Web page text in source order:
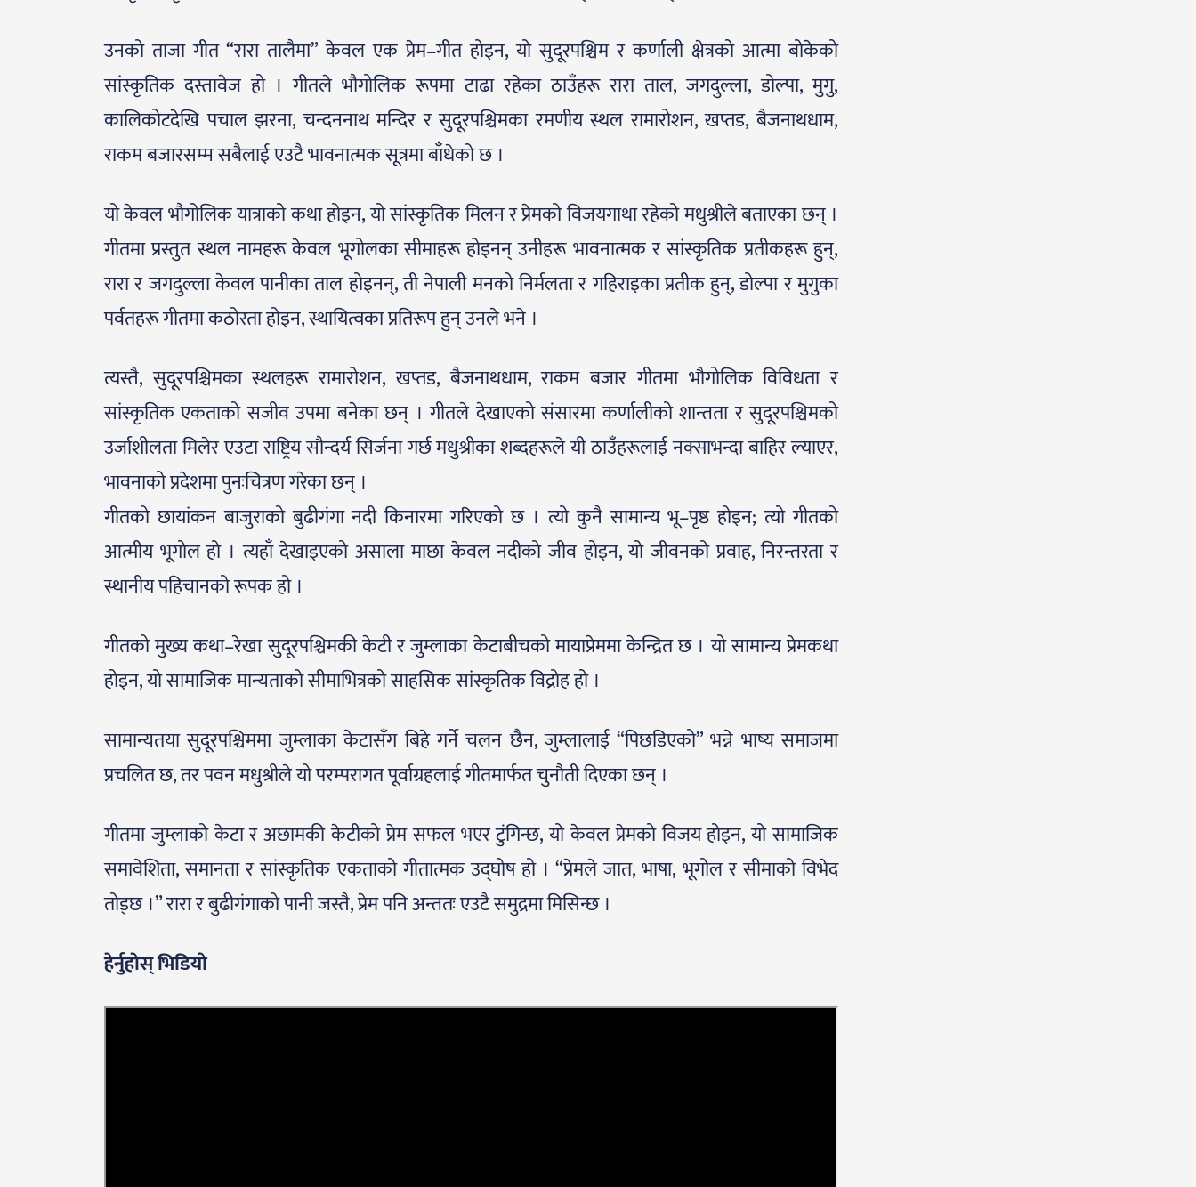
उनको ताजा गीत “रारा तालैमा” केवल एक प्रेम–गीत होइन, यो सुदूरपश्चिम र कर्णाली क्षेत्रको आत्मा बोकेको
सांस्कृतिक दस्तावेज हो । गीतले भौगोलिक रूपमा टाढा रहेका ठाउँहरू रारा ताल, जगदुल्ला, डोल्पा, मुगु,
कालिकोटदेखि पचाल झरना, चन्दननाथ मन्दिर र सुदूरपश्चिमका रमणीय स्थल रामारोशन, खप्तड, बैजनाथधाम,
राकम बजारसम्म सबैलाई एउटै भावनात्मक सूत्रमा बाँधेको छ ।
यो केवल भौगोलिक यात्राको कथा होइन, यो सांस्कृतिक मिलन र प्रेमको विजयगाथा रहेको मधुश्रीले बताएका छन् ।
गीतमा प्रस्तुत स्थल नामहरू केवल भूगोलका सीमाहरू होइनन् उनीहरू भावनात्मक र सांस्कृतिक प्रतीकहरू हुन्,
रारा र जगदुल्ला केवल पानीका ताल होइनन्, ती नेपाली मनको निर्मलता र गहिराइका प्रतीक हुन्, डोल्पा र मुगुका
पर्वतहरू गीतमा कठोरता होइन, स्थायित्वका प्रतिरूप हुन् उनले भने ।
त्यस्तै, सुदूरपश्चिमका स्थलहरू रामारोशन, खप्तड, बैजनाथधाम, राकम बजार गीतमा भौगोलिक विविधता र
सांस्कृतिक एकताको सजीव उपमा बनेका छन् । गीतले देखाएको संसारमा कर्णालीको शान्तता र सुदूरपश्चिमको
उर्जाशीलता मिलेर एउटा राष्ट्रिय सौन्दर्य सिर्जना गर्छ मधुश्रीका शब्दहरूले यी ठाउँहरूलाई नक्साभन्दा बाहिर ल्याएर,
भावनाको प्रदेशमा पुनःचित्रण गरेका छन् ।
गीतको छायांकन बाजुराको बुढीगंगा नदी किनारमा गरिएको छ । त्यो कुनै सामान्य भू–पृष्ठ होइन; त्यो गीतको
आत्मीय भूगोल हो । त्यहाँ देखाइएको असाला माछा केवल नदीको जीव होइन, यो जीवनको प्रवाह, निरन्तरता र
स्थानीय पहिचानको रूपक हो ।
गीतको मुख्य कथा–रेखा सुदूरपश्चिमकी केटी र जुम्लाका केटाबीचको मायाप्रेममा केन्द्रित छ । यो सामान्य प्रेमकथा
होइन, यो सामाजिक मान्यताको सीमाभित्रको साहसिक सांस्कृतिक विद्रोह हो ।
सामान्यतया सुदूरपश्चिममा जुम्लाका केटासँग बिहे गर्ने चलन छैन, जुम्लालाई “पिछडिएको” भन्ने भाष्य समाजमा
प्रचलित छ, तर पवन मधुश्रीले यो परम्परागत पूर्वाग्रहलाई गीतमार्फत चुनौती दिएका छन् ।
गीतमा जुम्लाको केटा र अछामकी केटीको प्रेम सफल भएर टुंगिन्छ, यो केवल प्रेमको विजय होइन, यो सामाजिक
समावेशिता, समानता र सांस्कृतिक एकताको गीतात्मक उद्घोष हो । “प्रेमले जात, भाषा, भूगोल र सीमाको विभेद
तोड्छ ।” रारा र बुढीगंगाको पानी जस्तै, प्रेम पनि अन्ततः एउटै समुद्रमा मिसिन्छ ।
हेर्नुहाेस् भिडियाे